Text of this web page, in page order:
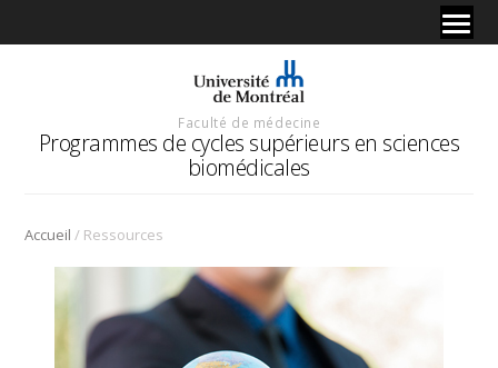
Faculté de médecine
Programmes de cycles supérieurs en sciences
biomédicales
Accueil / Ressources